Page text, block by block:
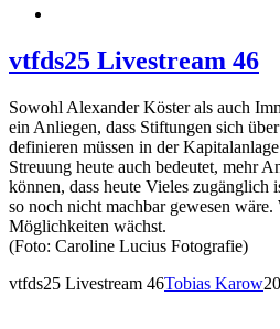
vtfds25 Livestream 46
Sowohl Alexander Köster als auch
ein Anliegen, dass Stiftungen sich
definieren müssen in der
Streuung heute auch bedeutet, mehr
können, dass heute Vieles zugänglich
so noch nicht machbar gewesen
Möglichkeiten wächst.
(Foto: Caroline Lucius Fotografie)
vtfds25 Livestream 46Tobias Karow